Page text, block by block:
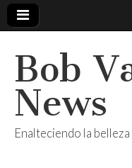
Bob
News
Enalteciendo la